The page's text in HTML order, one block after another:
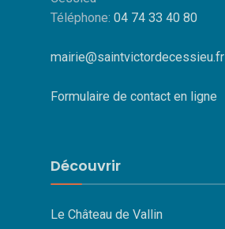
Téléphone: 04 74 33 40 80
mairie@saintvictordecessieu.fr
Formulaire de contact en ligne
Découvrir
Le Château de Vallin